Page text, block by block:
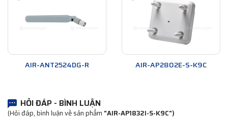
AIR-ANT2524DG-R AIR-AP2802E-S-K9C
HỎI ĐÁP - BÌNH LUẬN
(Hỏi đáp, bình luận về sản phẩm "AIR-AP1832I-S-K9C")